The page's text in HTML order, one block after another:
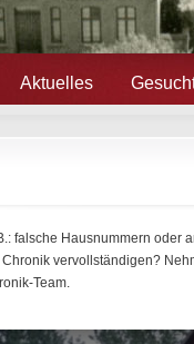
Aktuelles
falsche Hausnummern oder
vervollständigen?
Team.